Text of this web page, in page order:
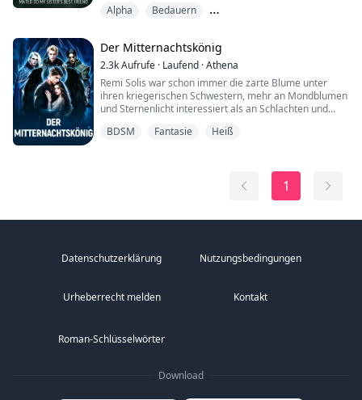
der Schule und hat nur eine Freundin, Ella. Seit der
zusammen s...
Alpha
Bedauern
Der Mitternachtskönig
2.3kAufrufe · Laufend ·Athena
Remi Solis war schon immer die zarte Blume unter
ihren kriegerischen Schwestern, mehr an Mondblumen
und Sternenlicht interessiert als an Schlachten und
um seinen Tribut zu fordern—eine Tochter aus der
Entführt vom geheimnisvollen und furchteinflößenden
Herrscher der Verlorenen Lande, wird Remi in ein R...
BDSM Fantasie Heiß
1
Datenschutzerklärung Nutzungsbedingungen
Urheberrecht melden Kontakt
Roman-Schlüsselwörter
Download